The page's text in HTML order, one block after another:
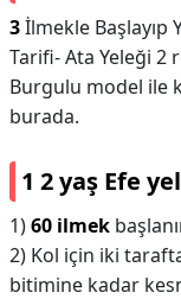
3İlmekle Başlayıp
Tarifi- Ata Yeleği 2
Burgulu model ile
burada.
1 2 yaş Efe
1)60 ilmek
2) Kol için iki
bitimine kadar